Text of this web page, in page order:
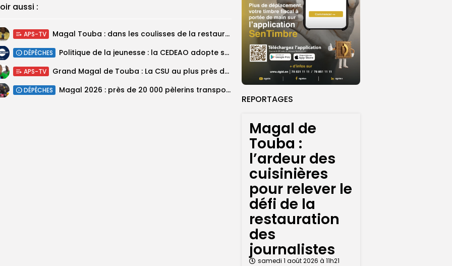
REPORTAGES
Magal de
Touba :
l’ardeur des
cuisinières
pour relever le
défi de la
restauration
des
journalistes
samedi 1 août 2026 à 11h21
aussi :
APS-TV Magal Touba : dans les coulisses de la restauration de la presse...
DÉPÊCHES Politique de la jeunesse : la CEDEAO adopte son plan d’actions stratégiques...
APS-TV Grand Magal de Touba : La CSU au plus près des pèlerins
DÉPÊCHES Magal 2026 : près de 20 000 pèlerins transportés vers Touba en...